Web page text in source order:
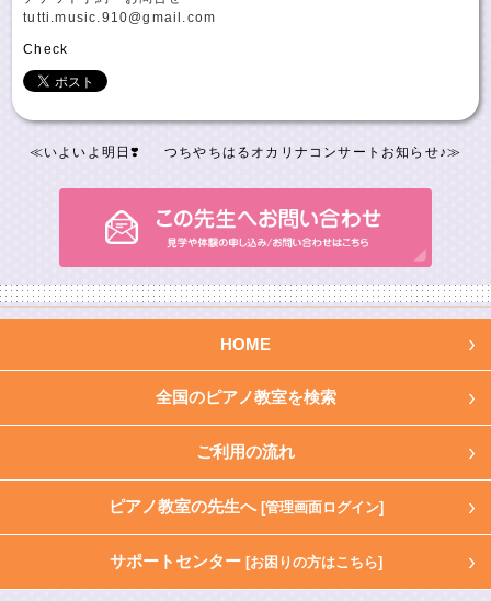
tutti.music.910@gmail.com
Check
≪いよいよ明日❣️ つちやちはるオカリナコンサートお知らせ♪≫
HOME
全国のピアノ教室を検索
ご利用の流れ
ピアノ教室の先生へ [管理画面ログイン]
サポートセンター [お困りの方はこちら]